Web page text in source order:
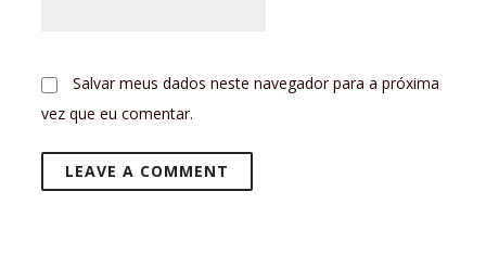
Salvar meus dados neste navegador para a próxima
vez que eu comentar.